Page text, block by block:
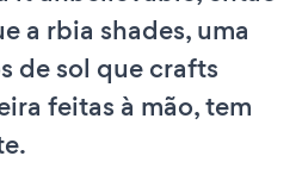
a rbia shades, uma
de sol que crafts
feitas à mão, tem